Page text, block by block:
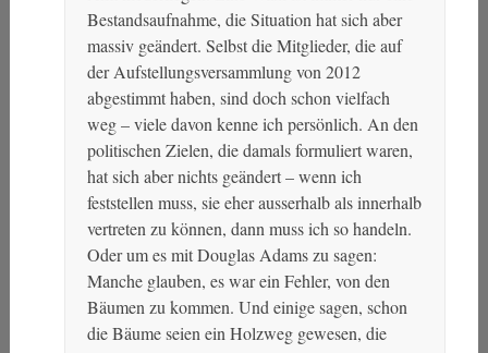
Bestandsaufnahme, die Situation hat sich aber
massiv geändert. Selbst die Mitglieder, die auf
der Aufstellungsversammlung von 2012
abgestimmt haben, sind doch schon vielfach
weg – viele davon kenne ich persönlich. An den
politischen Zielen, die damals formuliert waren,
hat sich aber nichts geändert – wenn ich
feststellen muss, sie eher ausserhalb als innerhalb
vertreten zu können, dann muss ich so handeln.
Oder um es mit Douglas Adams zu sagen:
Manche glauben, es war ein Fehler, von den
Bäumen zu kommen. Und einige sagen, schon
die Bäume seien ein Holzweg gewesen, die